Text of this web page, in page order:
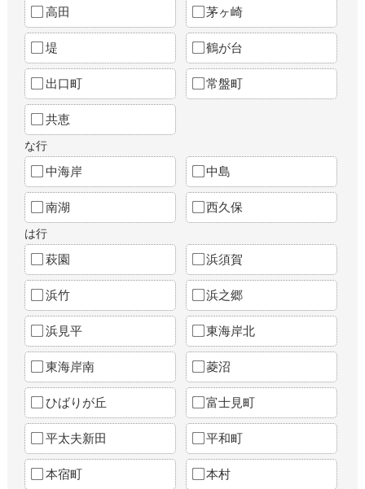
高田 茅ヶ崎
堤 鶴が台
出口町 常盤町
共恵
な行
中海岸 中島
南湖 西久保
は行
萩園 浜須賀
浜竹 浜之郷
浜見平 東海岸北
東海岸南 菱沼
ひばりが丘 富士見町
平太夫新田 平和町
本宿町 本村